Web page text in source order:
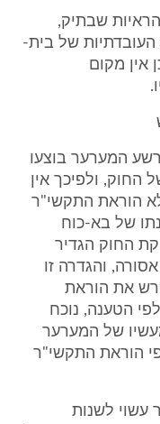
שבתיק,
של בית-
אין מקום
המערער בוצעו
ולפיכך אין
לא הוראת התקשי"ר
של בא-כוח
החוק הגדיר
והגדרה זו
את הוראת
לפי הטענה, נוכח
של המערער
הוראת התקשי"ר
עשוי לשנות